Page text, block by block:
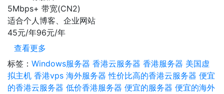
5Mbps+ 带宽(CN2)
适合个人博客、企业网站
45元/年96元/年
查看更多
标签： Windows服务器 香港云服务器 香港服务器 美国虚
拟主机 香港vps 海外服务器 性价比高的香港云服务器 便宜
的香港云服务器 低价香港服务器 便宜的服务器 便宜的海外